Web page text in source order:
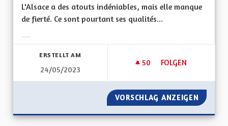
L'Alsace a des atouts indéniables, mais elle manque
de fierté. Ce sont pourtant ses qualités...
ERSTELLT AM
24/05/2023
50 50 FOLLOWER
FOLGEN
LE RETOUR DE LA
VORSCHLAG ANZEIGEN LE